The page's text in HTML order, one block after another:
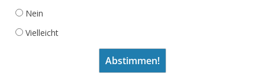
Nein
Vielleicht